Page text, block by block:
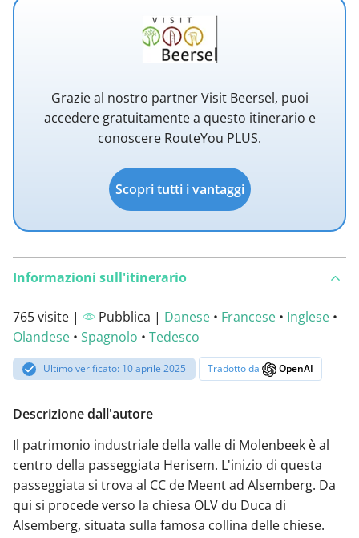
Grazie al nostro partner Visit Beersel, puoi
accedere gratuitamente a questo itinerario e
conoscere RouteYou PLUS.
Scopri tutti i vantaggi
Informazioni sull'itinerario
765 visite | Pubblica | Danese • Francese • Inglese •
Olandese • Spagnolo • Tedesco
Ultimo verificato: 10 aprile 2025 Tradotto da OpenAI
Descrizione dall'autore
Il patrimonio industriale della valle di Molenbeek è al
centro della passeggiata Herisem. L'inizio di questa
passeggiata si trova al CC de Meent ad Alsemberg. Da
qui si procede verso la chiesa OLV du Duca di
Alsemberg, situata sulla famosa collina delle chiese.